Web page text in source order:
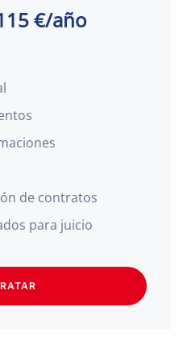
€/año
de contratos
para juicio